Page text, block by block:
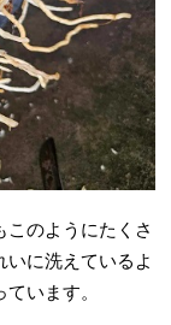
のようにたくさ
に洗えているよ
います。